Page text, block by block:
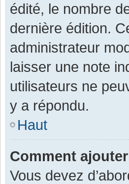
édité, le nombre
dernière édition.
administrateur
laisser une note
utilisateurs ne
y a répondu.
Haut
Comment
Vous devez